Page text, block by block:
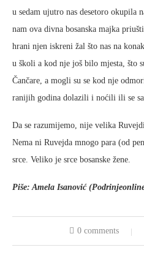
u sedam ujutro nas desetoro okupila
nam ova divna bosanska majka
hrani njen iskreni žal što nas na
u školi a kod nje još bilo mjesta, što
Čančare, a mogli su se kod nje
ranijih godina dolazili i noćili ili se
Da se razumijemo, nije velika
Nema ni Ruvejda mnogo para (od
srce. Veliko je srce bosanske žene.
Piše: Amela Isanović
0 comments